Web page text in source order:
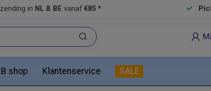
in NL & BE vanaf €85 *
shop Klantenservice SALE